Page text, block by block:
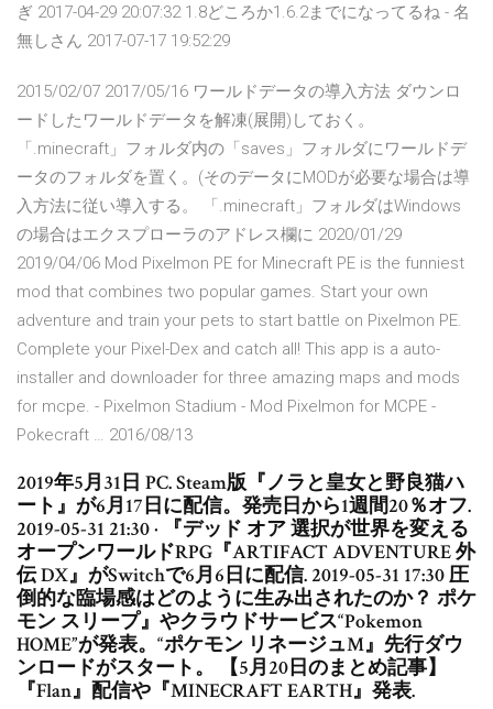
ぎ 2017-04-29 20:07:32 1.8どころか1.6.2までになってるね - 名
無しさん 2017-07-17 19:52:29
2015/02/07 2017/05/16 ワールドデータの導入方法 ダウンロ
ードしたワールドデータを解凍(展開)しておく。
「.minecraft」フォルダ内の「saves」フォルダにワールドデ
ータのフォルダを置く。(そのデータにMODが必要な場合は導
入方法に従い導入する。 「.minecraft」フォルダはWindows
の場合はエクスプローラのアドレス欄に 2020/01/29
2019/04/06 Mod Pixelmon PE for Minecraft PE is the funniest
mod that combines two popular games. Start your own
adventure and train your pets to start battle on Pixelmon PE.
Complete your Pixel-Dex and catch all! This app is a auto-
installer and downloader for three amazing maps and mods
for mcpe. - Pixelmon Stadium - Mod Pixelmon for MCPE -
Pokecraft … 2016/08/13
2019年5月31日 PC. Steam版『ノラと皇女と野良猫ハ
ート』が6月17日に配信。発売日から1週間20％オフ.
2019-05-31 21:30 · 『デッド オア 選択が世界を変える
オープンワールドRPG『ARTIFACT ADVENTURE 外
伝 DX』がSwitchで6月6日に配信. 2019-05-31 17:30 圧
倒的な臨場感はどのように生み出されたのか？ ポケ
モン スリープ』やクラウドサービス“Pokemon
HOME”が発表。“ポケモン リネージュM』先行ダウ
ンロードがスタート。 【5月20日のまとめ記事】
『Flan』配信や『MINECRAFT EARTH』発表.